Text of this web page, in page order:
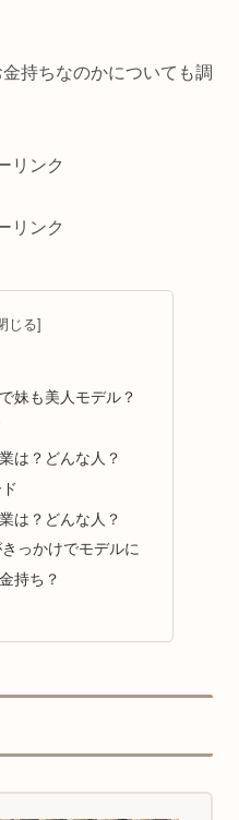
持ちなのかについても調
リンク
リンク
妹も美人モデル？
は？どんな人？
は？どんな人？
っかけでモデルに
持ち？